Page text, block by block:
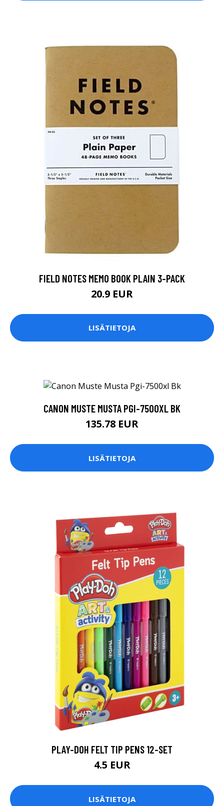
FIELD NOTES MEMO BOOK PLAIN 3-PACK
20.9 EUR
LISÄTIETOJA
CANON MUSTE MUSTA PGI-7500XL BK
135.78 EUR
LISÄTIETOJA
PLAY-DOH FELT TIP PENS 12-SET
4.5 EUR
LISÄTIETOJA